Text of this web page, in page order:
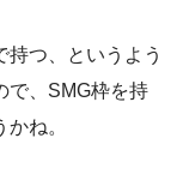
持つ、というよう
で、SMG枠を持
ね。